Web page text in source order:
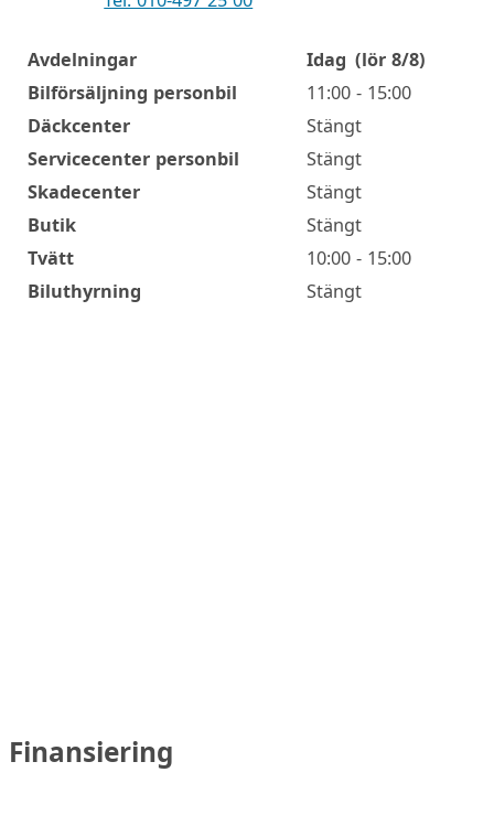
Öppettider
Avdelningar Idag (lör 8/8)
Bilförsäljning personbil
11:00 - 15:00
Däckcenter
Stängt
Servicecenter personbil
Stängt
Skadecenter
Stängt
Butik
Stängt
Tvätt
10:00 - 15:00
Biluthyrning
Stängt
Finansiering